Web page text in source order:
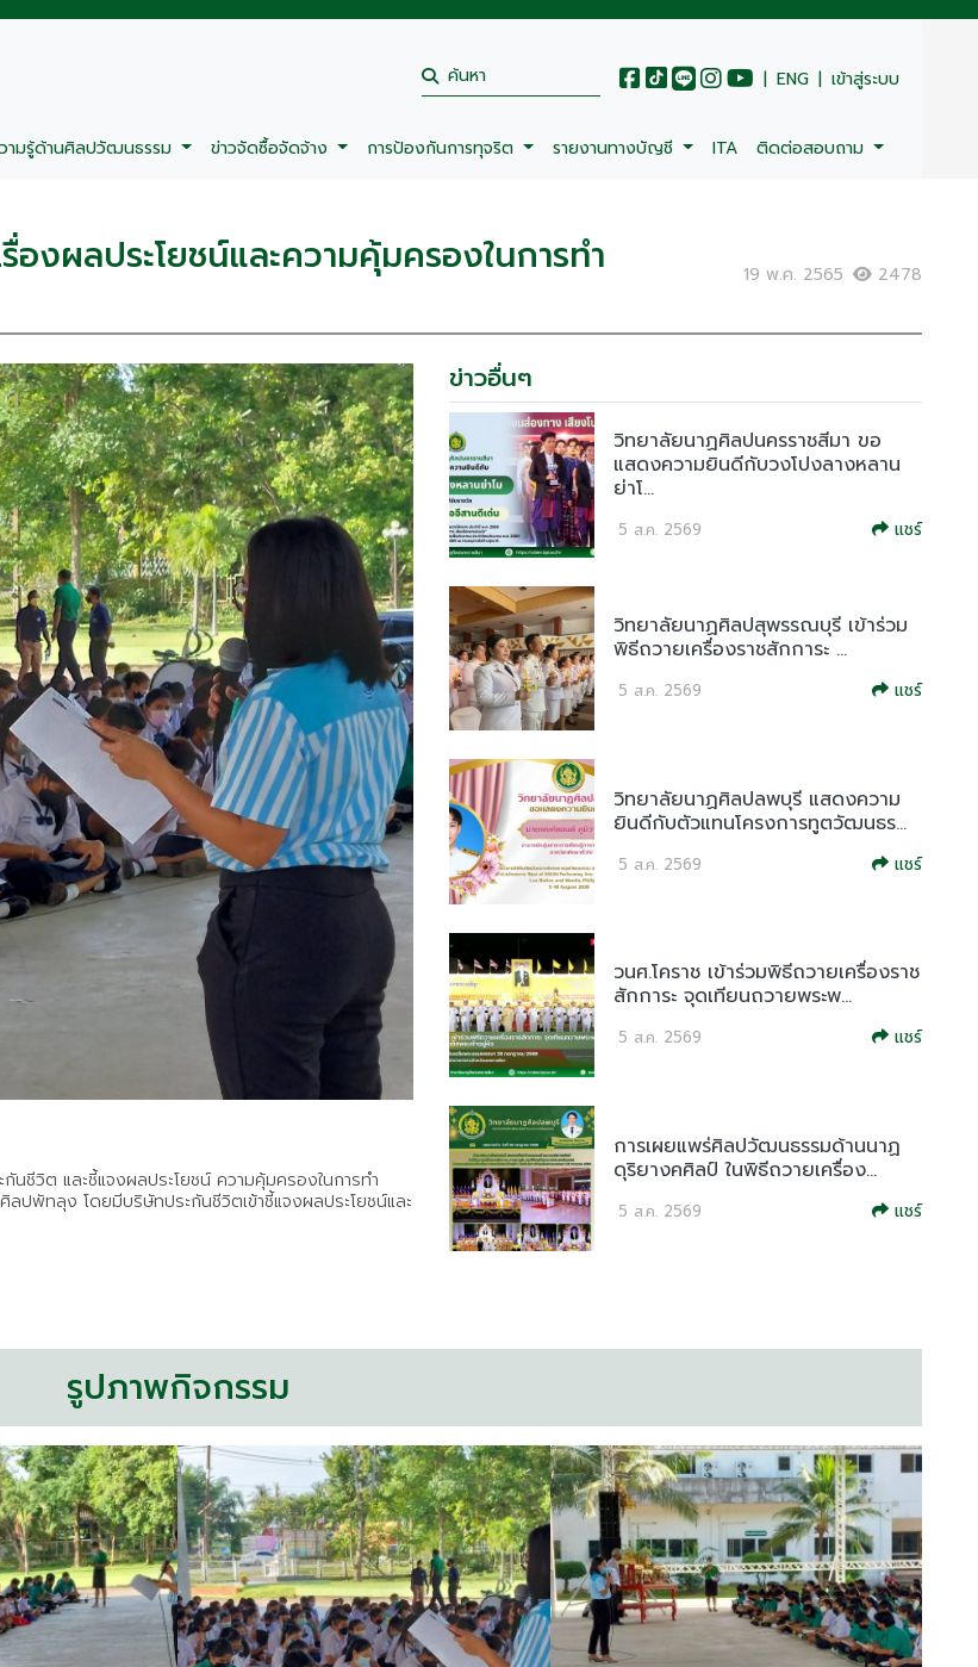
| ENG | เข้าสู่ระบบ
ามรู้ด้านศิลปวัฒนธรรม ข่าวจัดซื้อจัดจ้าง การป้องกันการทุจริต รายงานทางบัญชี ITA ติดต่อสอบถาม
งผลประโยชน์และความคุ้มครองในการทำ 19 พ.ค. 2565 2478
วิต และชี้แจงผลประโยชน์ ความคุ้มครองในการทำ
พัทลุง โดยมีบริษัทประกันชีวิตเข้าชี้แจงผลประโยชน์และ
ข่าวอื่นๆ
วิทยาลัยนาฏศิลปนครราชสีมา ขอ
แสดงความยินดีกับวงโปงลางหลาน
ย่าโ...
5 ส.ค. 2569 แชร์
วิทยาลัยนาฏศิลปสุพรรณบุรี เข้าร่วม
พิธีถวายเครื่องราชสักการะ ...
5 ส.ค. 2569 แชร์
วิทยาลัยนาฏศิลปลพบุรี แสดงความ
ยินดีกับตัวแทนโครงการทูตวัฒนธร...
5 ส.ค. 2569 แชร์
วนศ.โคราช เข้าร่วมพิธีถวายเครื่องราช
สักการะ จุดเทียนถวายพระพ...
5 ส.ค. 2569 แชร์
การเผยแพร่ศิลปวัฒนธรรมด้านนาฏ
ดุริยางคศิลป์ ในพิธีถวายเครื่อง...
5 ส.ค. 2569 แชร์
รูปภาพกิจกรรม